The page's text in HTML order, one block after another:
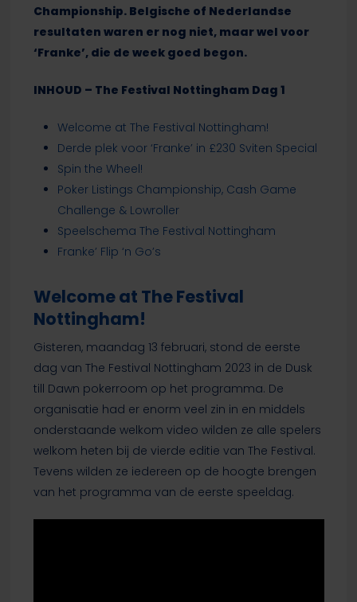
Championship. Belgische of Nederlandse
resultaten waren er nog niet, maar wel voor
‘Franke’, die de week goed begon.
INHOUD – The Festival Nottingham Dag 1
Welcome at The Festival Nottingham!
Derde plek voor ‘Franke’ in £230 Sviten Special
Spin the Wheel!
Poker Listings Championship, Cash Game
Challenge & Lowroller
Speelschema The Festival Nottingham
Franke’ Flip ‘n Go’s
Welcome at The Festival
Nottingham!
Gisteren, maandag 13 februari, stond de eerste
dag van The Festival Nottingham 2023 in de Dusk
till Dawn pokerroom op het programma. De
organisatie had er enorm veel zin in en middels
onderstaande welkom video wilden ze alle spelers
welkom heten bij de vierde editie van The Festival.
Tevens wilden ze iedereen op de hoogte brengen
van het programma van de eerste speeldag.